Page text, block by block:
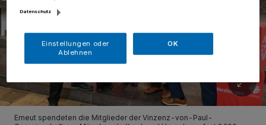
Erneut spendeten die Mitglieder der Vinzenz-von-Paul-
Datenschutz
Einstellungen oder
Ablehnen
OK